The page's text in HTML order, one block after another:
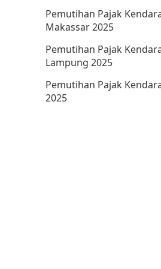
Pemutihan Pajak
Makassar 2025
Pemutihan Pajak
Lampung 2025
Pemutihan Pajak
2025